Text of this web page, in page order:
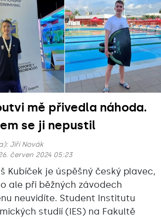
mě přivedla náhoda.
se ji nepustil
Jiří Novák
červen 2024 05:23
Kubíček je úspěšný český plavec,
ale při běžných závodech
neuvidíte. Student Institutu
studií (IES) na Fakultě